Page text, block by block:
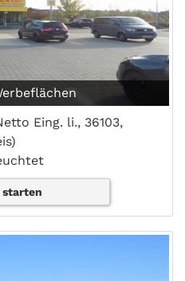
Eing. li., 36103,